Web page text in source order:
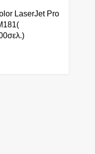
LaserJet Pro